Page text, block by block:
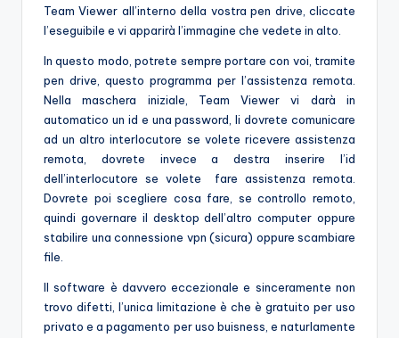
Team Viewer all’interno della vostra pen drive, cliccate
l’eseguibile e vi apparirà l’immagine che vedete in alto.
In questo modo, potrete sempre portare con voi, tramite
pen drive, questo programma per l’assistenza remota.
Nella maschera iniziale, Team Viewer vi darà in
automatico un id e una password, li dovrete comunicare
ad un altro interlocutore se volete ricevere assistenza
remota, dovrete invece a destra inserire l’id
dell’interlocutore se volete fare assistenza remota.
Dovrete poi scegliere cosa fare, se controllo remoto,
quindi governare il desktop dell’altro computer oppure
stabilire una connessione vpn (sicura) oppure scambiare
file.
Il software è davvero eccezionale e sinceramente non
trovo difetti, l’unica limitazione è che è gratuito per uso
privato e a pagamento per uso buisness, e naturlamente